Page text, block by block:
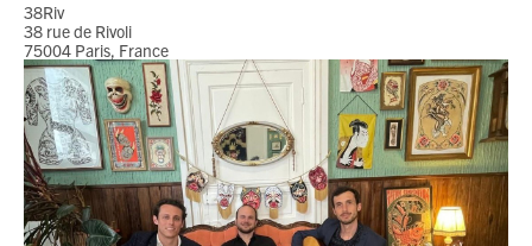
JEU DU JOUR
ESPACEPREMIUM
38Riv
38 rue de Rivoli
75004 Paris, France